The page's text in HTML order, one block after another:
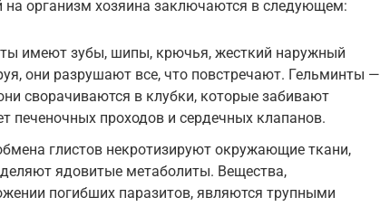
на организм хозяина заключаются в следующем:
имеют зубы, шипы, крючья, жесткий наружный
они разрушают все, что повстречают. Гельминты —
сворачиваются в клубки, которые забивают
печеночных проходов и сердечных клапанов.
глистов некротизируют окружающие ткани,
ядовитые метаболиты. Вещества,
погибших паразитов, являются трупными